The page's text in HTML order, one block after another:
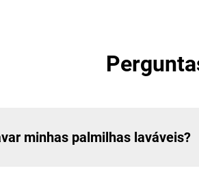
minhas palmilhas laváveis?